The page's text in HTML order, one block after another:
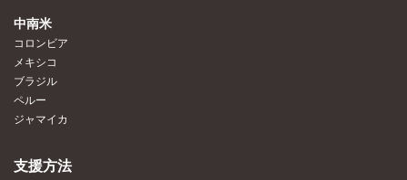
中南米
コロンビア
メキシコ
ブラジル
ペルー
ジャマイカ
支援方法